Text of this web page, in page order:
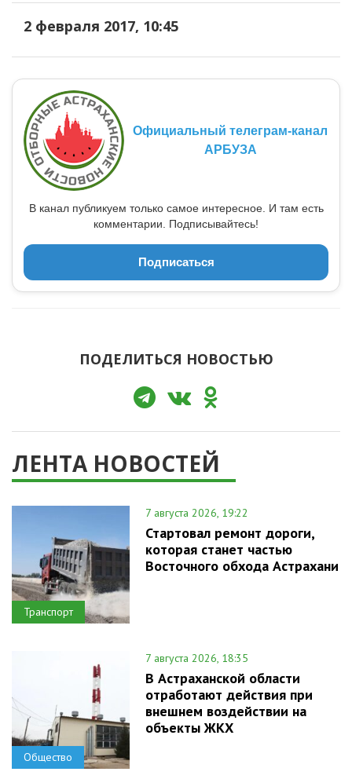
2 февраля 2017, 10:45
Официальный телеграм-канал
АРБУЗА
В канал публикуем только самое интересное. И там есть
комментарии. Подписывайтесь!
Подписаться
ПОДЕЛИТЬСЯ НОВОСТЬЮ
ЛЕНТА НОВОСТЕЙ
Транспорт
7 августа 2026, 19:22
Стартовал ремонт дороги,
которая станет частью
Восточного обхода Астрахани
Общество
7 августа 2026, 18:35
В Астраханской области
отработают действия при
внешнем воздействии на
объекты ЖКХ